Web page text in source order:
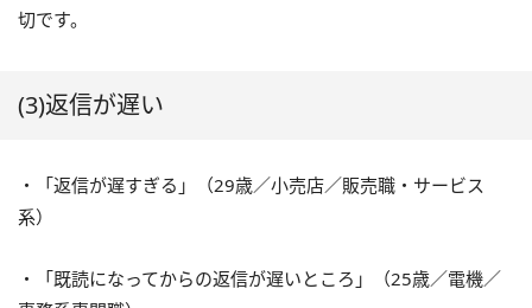
切です。
(3)返信が遅い
・「返信が遅すぎる」（29歳／小売店／販売職・サービス
系）
・「既読になってからの返信が遅いところ」（25歳／電機／